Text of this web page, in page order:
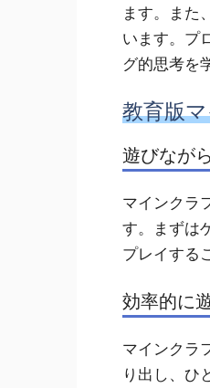
ます。また
います。プ
グ的思考を
教育版
遊びなが
マインクラ
す。まずは
プレイする
効率的に
マインクラ
り出し、ひ